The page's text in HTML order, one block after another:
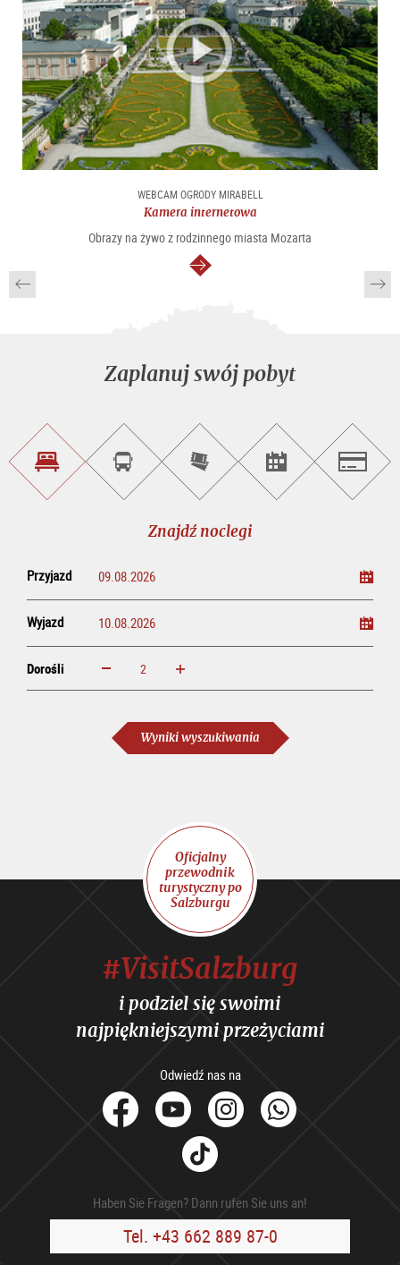
WEBCAM OGRODY MIRABELL
Kamera internetowa
Obrazy na żywo z rodzinnego miasta Mozarta
dalej
Zaplanuj swój pobyt
Znajdź
noclegi
Rezerwacja
wycieczek
Kup
bilety
on-
Szukaj
imprez
Znajdź noclegi
Przyjazd
Wyjazd
Dorośli powiększ zmniejsz
Wyniki wyszukiwania
Oficjalny
przewodnik
turystyczny po
Salzburgu
#VisitSalzburg
i podziel się swoimi
najpiękniejszymi przeżyciami
Odwiedź nas na
facebook
YoutubeInstagram
Tik
Tok
Haben Sie Fragen? Dann rufen Sie uns an!
Tel. +43 662 889 87-0